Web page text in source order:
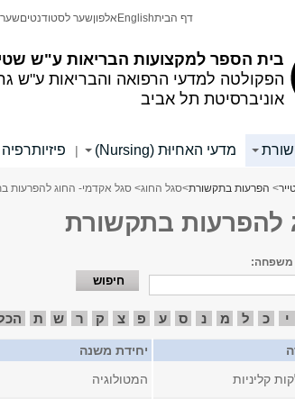
בית הספר למקצועות הבריאות ע"ש
הפקולטה למדעי הרפואה והבריאות ע"ש
אוניברסיטת תל אביב
דף הביתEnglish אלפוןשער לסטודנטיםשער
מדעי האחיוּת (Nursing) | פיזיותרפיה
> הפרעות בתקשורת>סגל החוג> סגל אקדמי- החוג להפרעות
להפרעות בתקשורת
י כ ל מ נ ס ע פ צ ק ר ש ת
יחידת משנה
קליניות המטולוגיה